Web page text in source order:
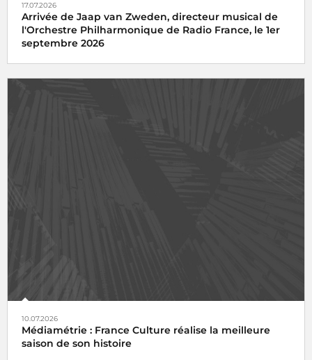
17.07.2026
Arrivée de Jaap van Zweden, directeur musical de
l'Orchestre Philharmonique de Radio France, le 1er
septembre 2026
10.07.2026
Médiamétrie : France Culture réalise la meilleure
saison de son histoire